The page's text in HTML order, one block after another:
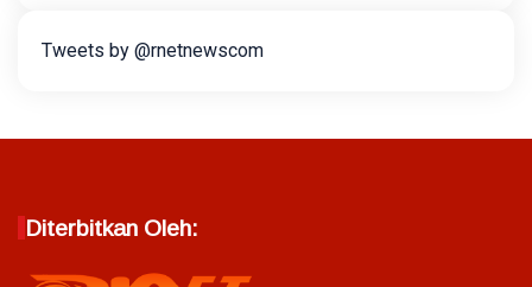
Tweets by @rnetnewscom
Diterbitkan Oleh: